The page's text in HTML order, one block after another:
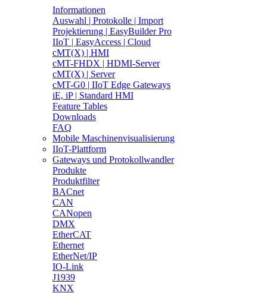
Informationen
Auswahl | Protokolle | Import
Projektierung | EasyBuilder Pro
IIoT | EasyAccess | Cloud
cMT(X) | HMI
cMT-FHDX | HDMI-Server
cMT(X) | Server
cMT-G0 | IIoT Edge Gateways
iE, iP | Standard HMI
Feature Tables
Downloads
FAQ
Mobile Maschinenvisualisierung
IIoT-Plattform
Gateways und Protokollwandler
Produkte
Produktfilter
BACnet
CAN
CANopen
DMX
EtherCAT
Ethernet
EtherNet/IP
IO-Link
J1939
KNX